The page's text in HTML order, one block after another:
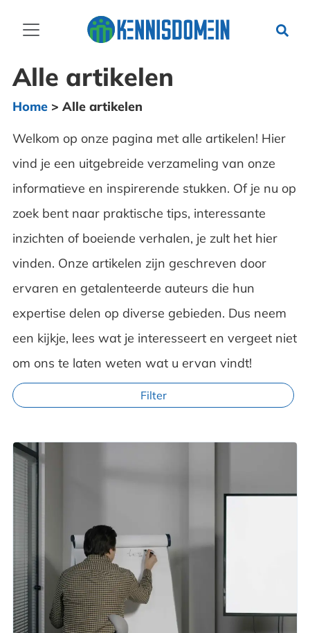
Alle artikelen
Home> Alle artikelen
Welkom op onze pagina met alle artikelen! Hier
vind je een uitgebreide verzameling van onze
informatieve en inspirerende stukken. Of je nu op
zoek bent naar praktische tips, interessante
inzichten of boeiende verhalen, je zult het hier
vinden. Onze artikelen zijn geschreven door
ervaren en getalenteerde auteurs die hun
expertise delen op diverse gebieden. Dus neem
een kijkje, lees wat je interesseert en vergeet niet
om ons te laten weten wat u ervan vindt!
Filter